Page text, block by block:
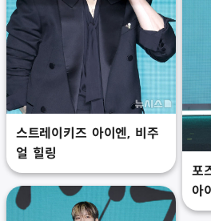
스트레이키즈 아이엔, 비주
얼 힐링
포
아